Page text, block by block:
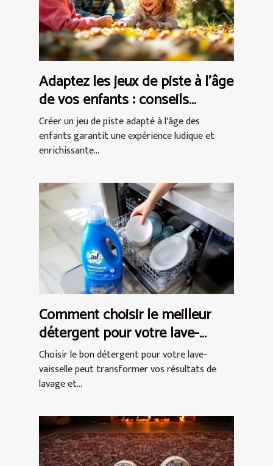
Adaptez les jeux de piste à l'âge
de vos enfants : conseils
pratiques
Créer un jeu de piste adapté à l'âge des
enfants garantit une expérience ludique et
enrichissante...
Comment choisir le meilleur
détergent pour votre lave-
vaisselle ?
Choisir le bon détergent pour votre lave-
vaisselle peut transformer vos résultats de
lavage et...